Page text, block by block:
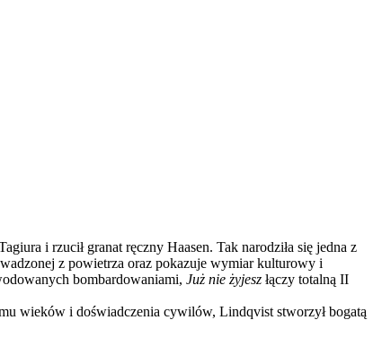
i rzucił granat ręczny Haasen. Tak narodziła się jedna z
z powietrza oraz pokazuje wymiar kulturowy i
bombardowaniami, Już nie żyjesz łączy totalną II
wieków i doświadczenia cywilów, Lindqvist stworzył bogatą